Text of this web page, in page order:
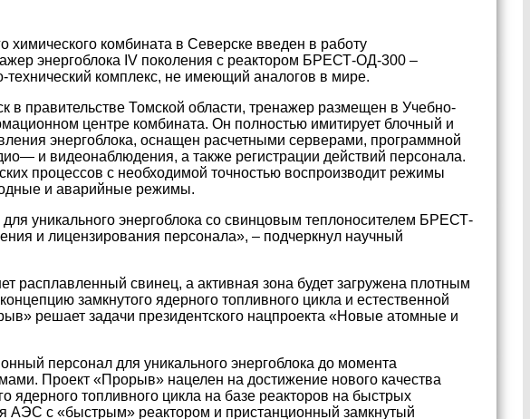
химического комбината в Северске введен в работу
энергоблока IV поколения с реактором БРЕСТ-ОД-300 –
технический комплекс, не имеющий аналогов в мире.
в правительстве Томской области, тренажер размещен в Учебно-
центре комбината. Он полностью имитирует блочный и
энергоблока, оснащен расчетными серверами, программной
и видеонаблюдения, а также регистрации действий персонала.
процессов с необходимой точностью воспроизводит режимы
и аварийные режимы.
уникального энергоблока со свинцовым теплоносителем БРЕСТ-
и лицензирования персонала», – подчеркнул научный
расплавленный свинец, а активная зона будет загружена плотным
замкнутого ядерного топливного цикла и естественной
решает задачи президентского нацпроекта «Новые атомные и
персонал для уникального энергоблока до момента
Проект «Прорыв» нацелен на достижение нового качества
ядерного топливного цикла на базе реакторов на быстрых
АЭС с «быстрым» реактором и пристанционный замкнутый